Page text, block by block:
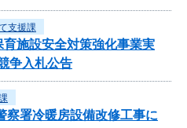
支援課
施設安全対策強化事業実
争入札公告
察署冷暖房設備改修工事に